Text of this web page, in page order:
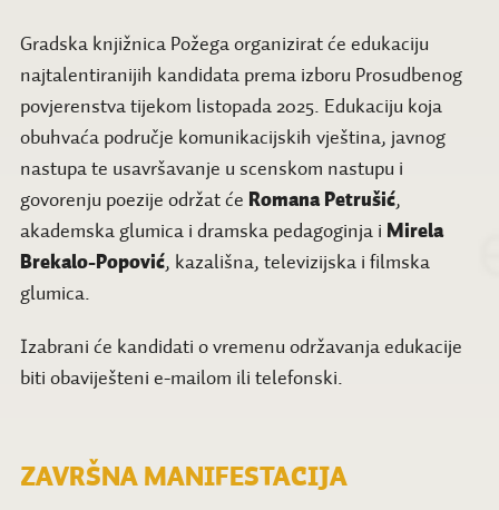
Gradska knjižnica Požega organizirat će edukaciju
najtalentiranijih kandidata prema izboru Prosudbenog
povjerenstva tijekom listopada 2025. Edukaciju koja
obuhvaća područje komunikacijskih vještina, javnog
nastupa te usavršavanje u scenskom nastupu i
govorenju poezije održat će Romana Petrušić,
akademska glumica i dramska pedagoginja i Mirela
Brekalo-Popović, kazališna, televizijska i filmska
glumica.
Izabrani će kandidati o vremenu održavanja edukacije
biti obaviješteni e-mailom ili telefonski.
ZAVRŠNA MANIFESTACIJA